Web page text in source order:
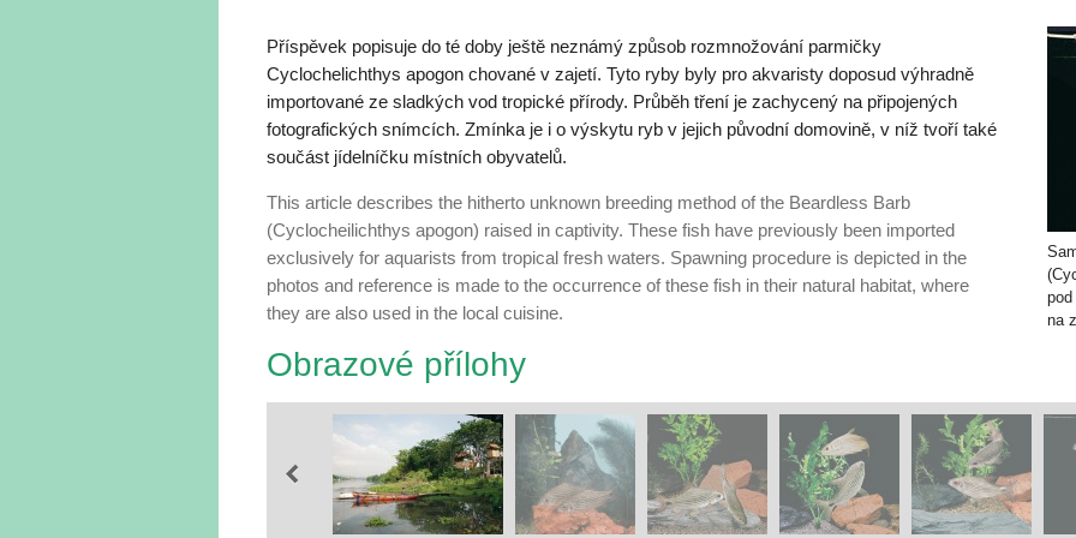
Příspěvek popisuje do té doby ještě neznámý způsob rozmnožování parmičky
Cyclochelichthys apogon chované v zajetí. Tyto ryby byly pro akvaristy doposud výhradně
importované ze sladkých vod tropické přírody. Průběh tření je zachycený na připojených
fotografických snímcích. Zmínka je i o výskytu ryb v jejich původní domovině, v níž tvoří také
součást jídelníčku místních obyvatelů.
This article describes the hitherto un­known breeding method of the Beardless Barb
(Cyclocheilichthys apogon) raised in captivity. These fish have previously been imported
exclusively for aquarists from tropical fresh waters. Spawning procedure is depicted in the
photos and reference is made to the occurrence of these fish in their natural habitat, where
they are also used in the local cuisine.
na
Obrazové přílohy